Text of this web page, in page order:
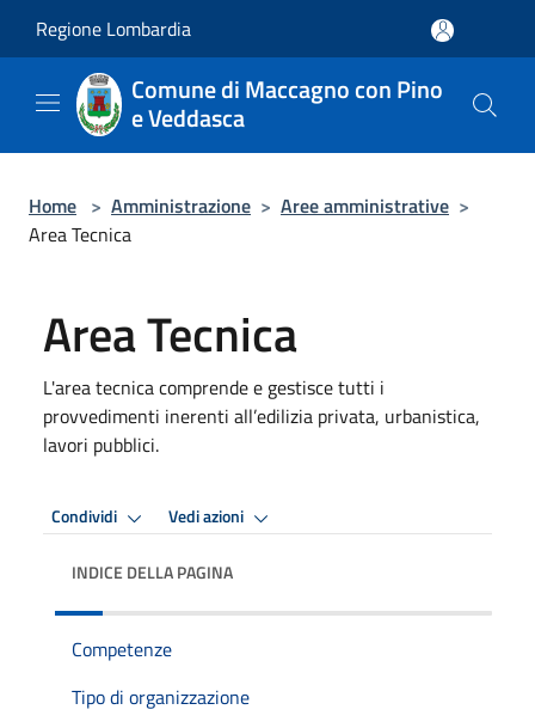
Regione Lombardia
Comune di Maccagno con Pino
e Veddasca
Home > Amministrazione > Aree amministrative >
Area Tecnica
Area Tecnica
L'area tecnica comprende e gestisce tutti i
provvedimenti inerenti all’edilizia privata, urbanistica,
lavori pubblici.
Condividi Vedi azioni
INDICE DELLA PAGINA
Competenze
Tipo di organizzazione